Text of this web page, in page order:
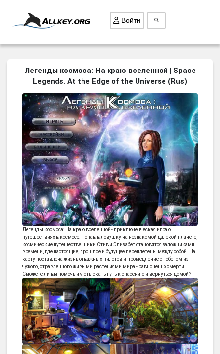
ВСЕ ИГРЫ
ПОИСК ПРЕДМЕТОВ
ГОЛОВОЛОМКИ
БИЗНЕС
ТРИ-В-РЯД
СТРАТЕГИИ
СТРЕЛЯЛКИ
КВЕСТ
КАК СКАЧАТЬ
НОВОСТИ
Войти
Легенды космоса: На краю вселенной | Space
Legends. At the Edge of the Universe (Rus)
Легенды космоса: На краю вселенной - приключенческая игра о
путешествиях в космосе. Попав в ловушку на незнакомой далекой планете,
космические путешественники Стив и Элизабет становятся заложниками
времени, где настоящие, прошлое и будущее переплетены между собой. На
карту поставлена жизнь отважных пилотов и промедление с побегом из
чужого, отравленного живыми растениями мира - равноценно смерти.
Сможете ли вы помочь им отыскать путь к спасению и вернуться домой?